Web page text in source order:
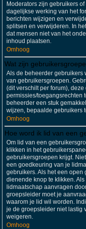
Moderators zijn gebruikers
dagelijkse werking van het
berichten wijzigen en
splitsen en verwijderen. In
dat mensen niet van het
inhoud plaatsen.
Omhoog
Wat zijn
Als de beheerder gebruikers
van gebruikersgroepen.
(dit verschilt per forum),
permissies/toegangsrechten
beheerder een stuk
wijzen, bepaalde gebruikers
Omhoog
Hoe word ik lid van een
Om lid van een
klikken in het
gebruikersgroepen krijgt.
een goedkeuring van je
gebruikers. Als het een
dienende knop te klikken.
lidmaatschap aanvragen
groepsleider moet je
waarom je lid wil worden.
je de groepsleider niet lastig
weigeren.
Omhoog